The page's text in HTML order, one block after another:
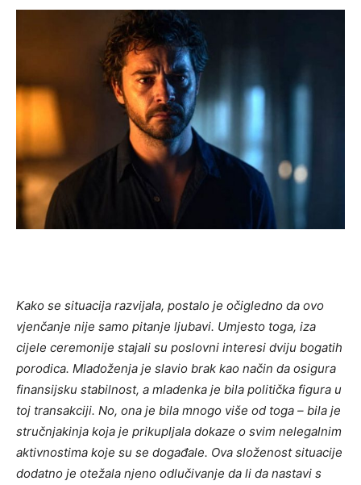
Kako se situacija razvijala, postalo je očigledno da ovo
vjenčanje nije samo pitanje ljubavi. Umjesto toga, iza
cijele ceremonije stajali su poslovni interesi dviju bogatih
porodica. Mladoženja je slavio brak kao način da osigura
finansijsku stabilnost, a mladenka je bila politička figura u
toj transakciji. No, ona je bila mnogo više od toga – bila je
stručnjakinja koja je prikupljala dokaze o svim nelegalnim
aktivnostima koje su se događale. Ova složenost situacije
dodatno je otežala njeno odlučivanje da li da nastavi s